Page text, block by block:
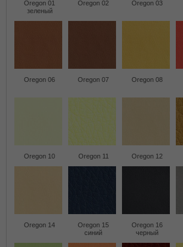
Oregon 01
зеленый
Oregon 02 Oregon 03
Oregon 06 Oregon 07 Oregon 08
Oregon 10 Oregon 11 Oregon 12
Oregon 14
Oregon 15
синий
Oregon 16
черный